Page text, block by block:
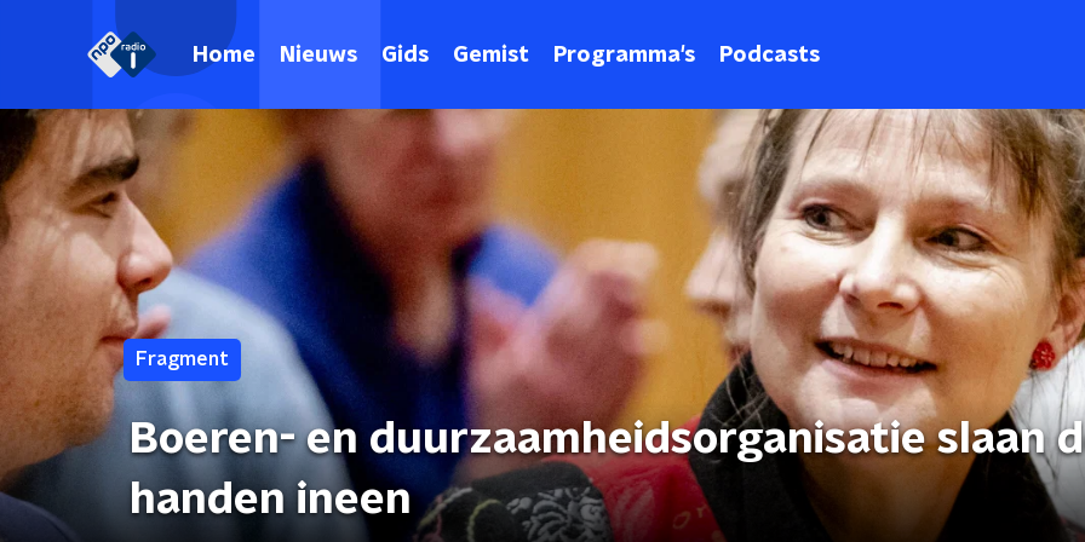
Home Nieuws Gids Gemist Programma's Podcasts
Fragment
Boeren- en duurzaamheidsorganisatie slaan
handen ineen